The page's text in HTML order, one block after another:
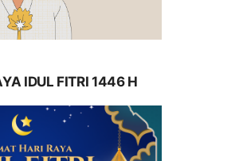
IDUL FITRI 1446 H